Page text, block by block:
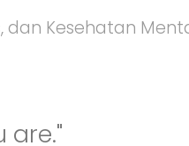
dan Kesehatan
are."